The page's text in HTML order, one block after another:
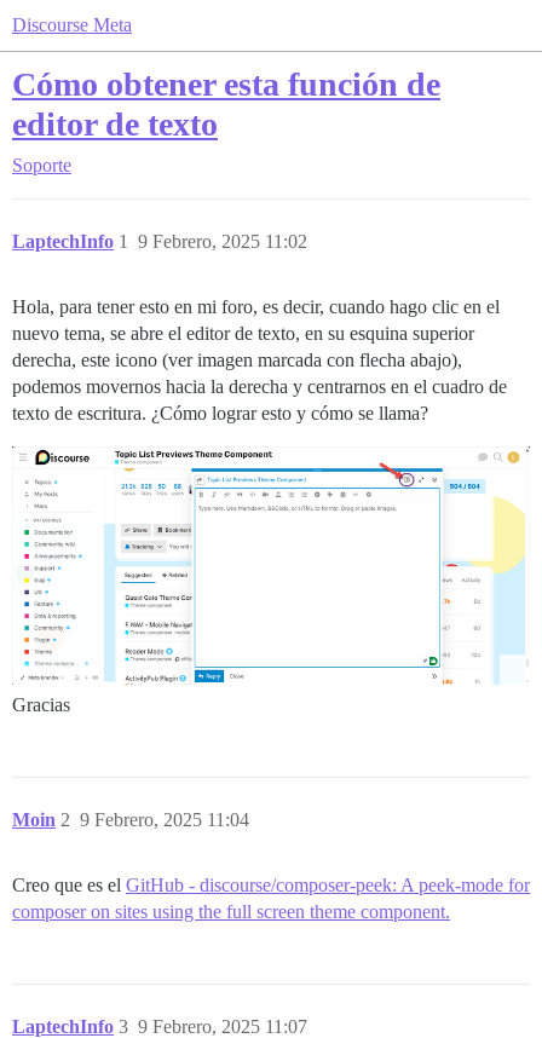
Discourse Meta
Cómo obtener esta función de
editor de texto
Soporte
LaptechInfo 9 Febrero, 2025 11:02
1
Hola, para tener esto en mi foro, es decir, cuando hago clic en el
nuevo tema, se abre el editor de texto, en su esquina superior
derecha, este icono (ver imagen marcada con flecha abajo),
podemos movernos hacia la derecha y centrarnos en el cuadro de
texto de escritura. ¿Cómo lograr esto y cómo se llama?
Gracias
Moin 9 Febrero, 2025 11:04
2
Creo que es el GitHub - discourse/composer-peek: A peek-mode for
composer on sites using the full screen theme component.
LaptechInfo 9 Febrero, 2025 11:07
3